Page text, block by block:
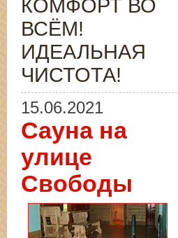
КОМФОРТ ВО
ВСЁМ!
ИДЕАЛЬНАЯ
ЧИСТОТА!
15.06.2021
Сауна на
улице
Свободы